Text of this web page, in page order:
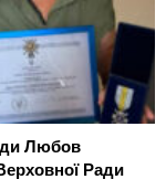
Любов
Ради